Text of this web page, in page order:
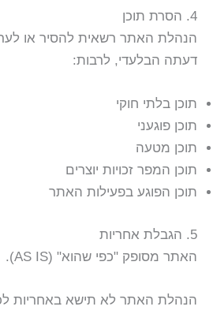
4. הסרת תוכן
הנהלת האתר רשאית להסיר או
דעתה הבלעדי, לרבות:
תוכן בלתי חוקי
תוכן פוגעני
תוכן מטעה
תוכן המפר זכויות יוצרים
תוכן הפוגע בפעילות האתר
5. הגבלת אחריות
האתר מסופק "כפי שהוא" (AS IS).
הנהלת האתר לא תישא באחריות